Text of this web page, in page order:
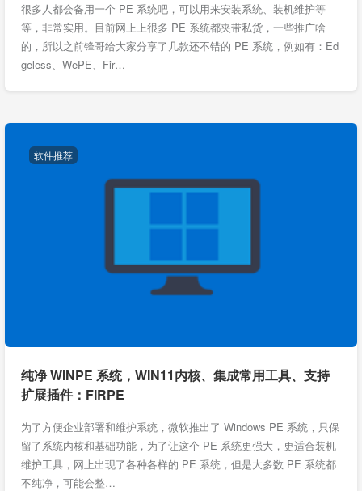
很多人都会备用一个 PE 系统吧，可以用来安装系统、装机维护等
等，非常实用。目前网上上很多 PE 系统都夹带私货，一些推广啥
的，所以之前锋哥给大家分享了几款还不错的 PE 系统，例如有：Ed
geless、WePE、Fir…
软件推荐
纯净 WINPE 系统，WIN11内核、集成常用工具、支持
扩展插件：FIRPE
为了方便企业部署和维护系统，微软推出了 Windows PE 系统，只保
留了系统内核和基础功能，为了让这个 PE 系统更强大，更适合装机
维护工具，网上出现了各种各样的 PE 系统，但是大多数 PE 系统都
不纯净，可能会整…